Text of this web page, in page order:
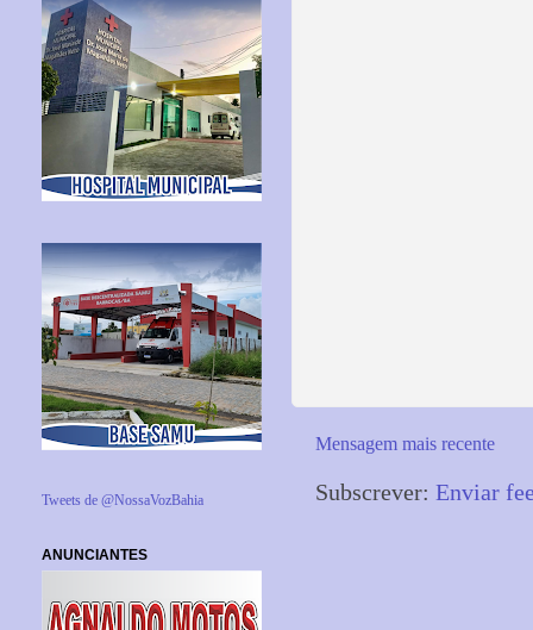
Mensagem mais recente
Subscrever: Enviar
Tweets de @NossaVozBahia
ANUNCIANTES